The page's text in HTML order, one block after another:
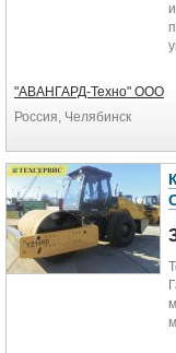
"АВАНГАРД-Техно" ООО
Россия, Челябинск